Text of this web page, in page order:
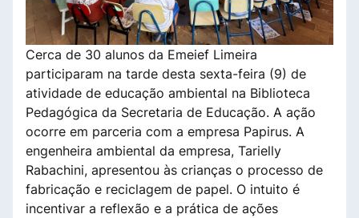
Cerca de 30 alunos da Emeief Limeira
participaram na tarde desta sexta-feira (9) de
atividade de educação ambiental na Biblioteca
Pedagógica da Secretaria de Educação. A ação
ocorre em parceria com a empresa Papirus. A
engenheira ambiental da empresa, Tarielly
Rabachini, apresentou às crianças o processo de
fabricação e reciclagem de papel. O intuito é
incentivar a reflexão e a prática de ações